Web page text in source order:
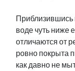
Приблизившись
воде чуть ниже
отличаются от
ровно покрыта
как давно не